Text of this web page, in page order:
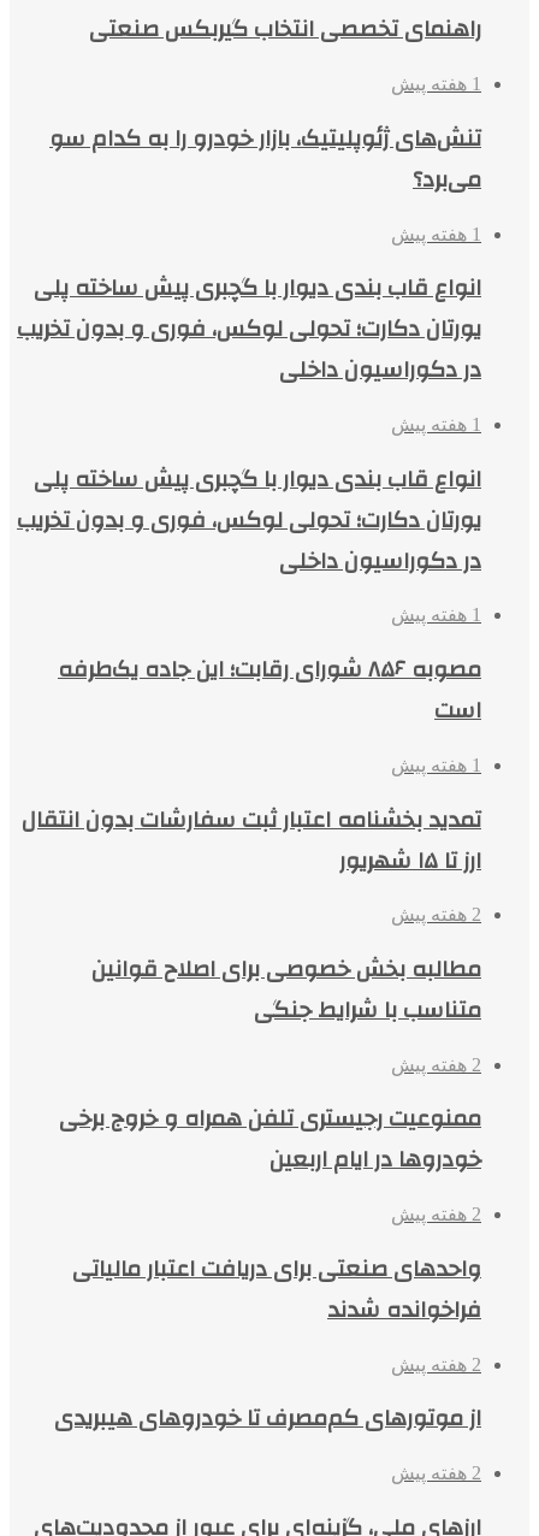
راهنمای تخصصی انتخاب گیربکس صنعتی
1 هفته پیش
تنش‌های ژئوپلیتیک، بازار خودرو را به کدام سو
می‌برد؟
1 هفته پیش
انواع قاب بندی دیوار با گچبری پیش ساخته پلی
یورتان دکارت؛ تحولی لوکس، فوری و بدون تخریب
در دکوراسیون داخلی
1 هفته پیش
انواع قاب بندی دیوار با گچبری پیش ساخته پلی
یورتان دکارت؛ تحولی لوکس، فوری و بدون تخریب
در دکوراسیون داخلی
1 هفته پیش
مصوبه ۸۵۶ شورای رقابت؛ این جاده یک‌طرفه
است
1 هفته پیش
تمدید بخشنامه اعتبار ثبت سفارشات بدون انتقال
ارز تا ۱۵ شهریور
2 هفته پیش
مطالبه بخش خصوصی برای اصلاح قوانین
متناسب با شرایط جنگی
2 هفته پیش
ممنوعیت رجیستری تلفن همراه و خروج برخی
خودروها در ایام اربعین
2 هفته پیش
واحدهای صنعتی برای دریافت اعتبار مالیاتی
فراخوانده شدند
2 هفته پیش
از موتورهای کم‌مصرف تا خودروهای هیبریدی
2 هفته پیش
ارزهای ملی، گزینه‌ای برای عبور از محدودیت‌های